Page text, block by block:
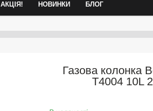
АКЦІЯ! НОВИНКИ БЛОГ
Газова колонка
T4004 10L